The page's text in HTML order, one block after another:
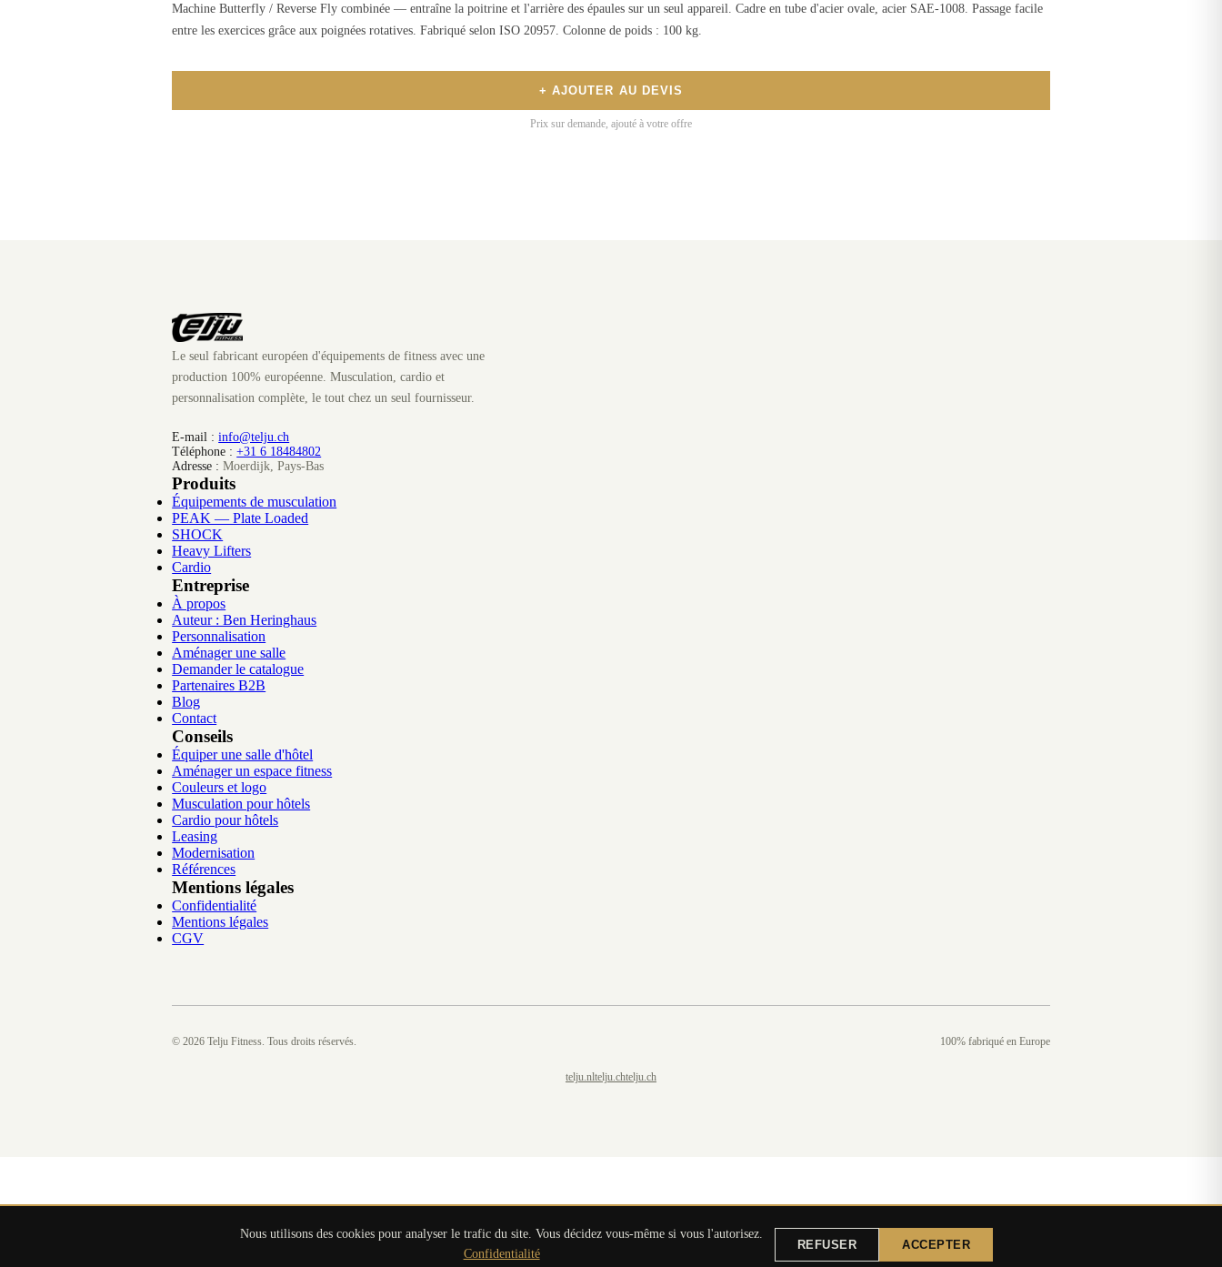
Machine Butterfly / Reverse Fly combinée — entraîne la poitrine et l'arrière des épaules sur un seul appareil. Cadre en tube d'acier ovale, acier SAE-1008. Passage facile
entre les exercices grâce aux poignées rotatives. Fabriqué selon ISO 20957. Colonne de poids : 100 kg.
+ AJOUTER AU DEVIS
Prix sur demande, ajouté à votre offre
Le seul fabricant européen d'équipements de fitness avec une
production 100% européenne. Musculation, cardio et
personnalisation complète, le tout chez un seul fournisseur.
E-mail : info@telju.ch
Téléphone : +31 6 18484802
Adresse : Moerdijk, Pays-Bas
Produits
Équipements de musculation
PEAK — Plate Loaded
SHOCK
Heavy Lifters
Cardio
Entreprise
À propos
Auteur : Ben Heringhaus
Personnalisation
Aménager une salle
Demander le catalogue
Partenaires B2B
Blog
Contact
Conseils
Équiper une salle d'hôtel
Aménager un espace fitness
Couleurs et logo
Musculation pour hôtels
Cardio pour hôtels
Leasing
Modernisation
Références
Mentions légales
Confidentialité
Mentions légales
CGV
©2026 Telju Fitness. Tous droits réservés. 100% fabriqué en Europe
telju.nltelju.chtelju.ch
DEMANDER UNE OFFRE
Nous utilisons des cookies pour analyser le trafic du site. Vous décidez vous-même si vous l'autorisez.
Confidentialité
REFUSER ACCEPTER